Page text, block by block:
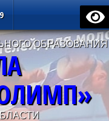
ОБРАЗОВАНИЯ